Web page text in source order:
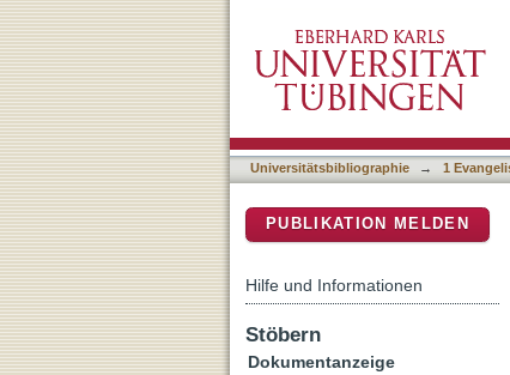
Diner, Dan (Hg.),
[Rezension]
Universitätsbibliographie → 1
PUBLIKATION MELDEN
Hilfe und Informationen
Stöbern
Dokumentanzeige